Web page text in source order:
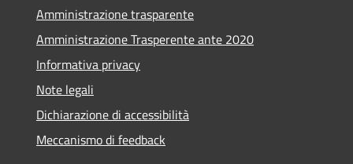
Amministrazione trasparente
Amministrazione Trasperente ante 2020
Informativa privacy
Note legali
Dichiarazione di accessibilità
Meccanismo di feedback